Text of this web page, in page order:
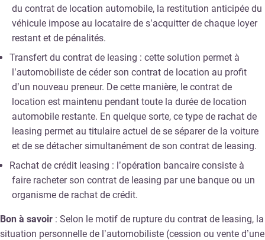
du contrat de location automobile, la restitution anticipée du
véhicule impose au locataire de s’acquitter de chaque loyer
restant et de pénalités.
Transfert du contrat de leasing : cette solution permet à
l’automobiliste de céder son contrat de location au profit
d’un nouveau preneur. De cette manière, le contrat de
location est maintenu pendant toute la durée de location
automobile restante. En quelque sorte, ce type de rachat de
leasing permet au titulaire actuel de se séparer de la voiture
et de se détacher simultanément de son contrat de leasing.
Rachat de crédit leasing : l’opération bancaire consiste à
faire racheter son contrat de leasing par une banque ou un
organisme de rachat de crédit.
Bon à savoir : Selon le motif de rupture du contrat de leasing, la
situation personnelle de l’automobiliste (cession ou vente d’une